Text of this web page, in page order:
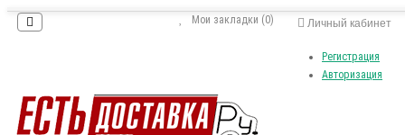
Личный кабинет
Регистрация
Авторизация
Мои закладки (0)